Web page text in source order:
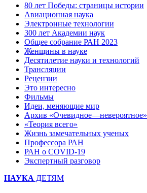
80 лет Победы: страницы истории
Авиационная наука
Электронные технологии
300 лет Академии наук
Общее собрание РАН 2023
Женщины в науке
Десятилетие науки и технологий
Трансляции
Рецензии
Это интересно
Фильмы
Идеи, меняющие мир
Архив «Очевидное—невероятное»
«Теория всего»
Жизнь замечательных ученых
Профессора РАН
РАН о COVID-19
Экспертный разговор
НАУКА ДЕТЯМ